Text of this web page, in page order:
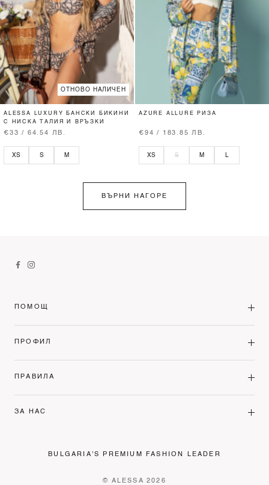
ОТНОВО НАЛИЧЕН
ALESSA LUXURY БАНСКИ БИКИНИ
С НИСКА ТАЛИЯ И ВРЪЗКИ
€33 / 64.54 ЛВ.
XS S M
AZURE ALLURE РИЗА
€94 / 183.85 ЛВ.
XS S M L
ВЪРНИ НАГОРЕ
ПОМОЩ
ПРОФИЛ
ПРАВИЛА
ЗА НАС
BULGARIA'S PREMIUM FASHION LEADER
© ALESSA 2026